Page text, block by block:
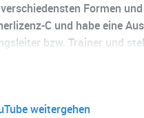
Formen
C und habe eine
bzw. Trainer und
Adventure, Outdoor,
weitergehen